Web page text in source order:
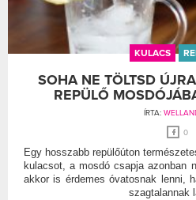
KULACS
SOHA NE TÖLTSD
REPÜLŐ
ÍRTA:
0
Egy hosszabb repülőúton
kulacsot, a mosdó csapja azonban
akkor is érdemes óvatosnak lenni,
szagtalannak